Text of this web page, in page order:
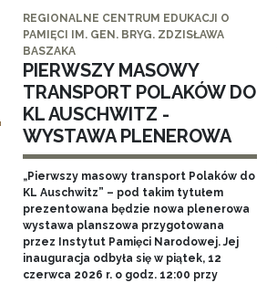
REGIONALNE CENTRUM EDUKACJI O
PAMIĘCI IM. GEN. BRYG. ZDZISŁAWA
BASZAKA
PIERWSZY MASOWY
TRANSPORT POLAKÓW DO
KL AUSCHWITZ -
WYSTAWA PLENEROWA
„Pierwszy masowy transport Polaków do
KL Auschwitz” – pod takim tytułem
prezentowana będzie nowa plenerowa
wystawa planszowa przygotowana
przez Instytut Pamięci Narodowej. Jej
inauguracja odbyła się w piątek, 12
czerwca 2026 r. o godz. 12:00 przy